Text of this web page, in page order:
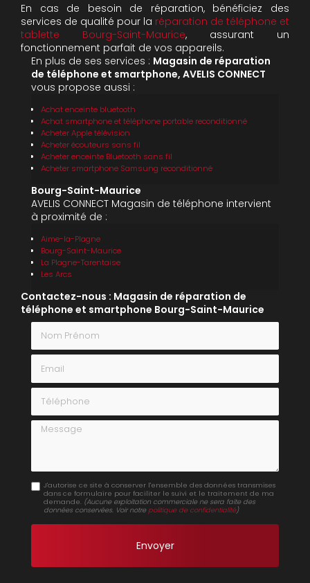
En cas de besoin de réparation, bénéficiez des
services de qualité pour la réparation de téléphone et
tablette Bourg-Saint-Maurice, assurant un
fonctionnement parfait de vos appareils.
En plus de ses services : Magasin de réparation
de téléphone et smartphone, AVELIS CONNECT
vous propose aussi :
Achat enceinte bluetooth
Achat smartphone et téléphone portable reconditionné
Acheter Apple télévision
Acheter écouteurs sans fil
Acheter enceinte Bluetooth sans fil
Acheter smartphone Samsung reconditionné
Bourg-Saint-Maurice
AVELIS CONNECT Magasin de téléphone intervient
à proximité de :
Aime-la-Plagne
Bourg-Saint-Maurice
La Plagne-Tarentaise
Les Arcs
Contactez-nous : Magasin de réparation de
téléphone et smartphone Bourg-Saint-Maurice
Nom Prénom
Email
Téléphone
Message
J'autorise ce site à conserver l'ensemble des données transmises
dans ce formulaire pour faciliter le suivi et le traitement de ma
demande. (Aucune exploitation commerciale ne sera faite des
données conservées. Voir notre politique de confidentialité)